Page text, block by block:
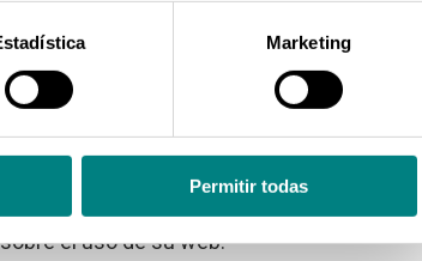
Marketing
Permitir todas
objeto de elaborar informes válidos
sobre el uso de su web.
entre humanos y bots. Esto es
beneficioso para la web con el
objeto de elaborar informes válidos
sobre el uso de su web.